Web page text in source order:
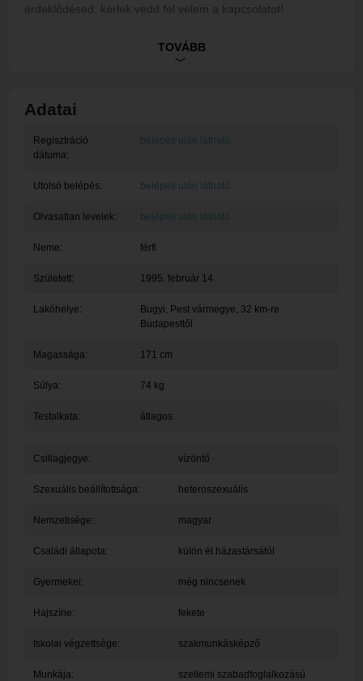
érdeklődésed, kérlek vedd fel velem a kapcsolatot!
Ez egy rendszerüzenet, tagunk egyelőre nem töltötte ki a
TOVÁBB
Adatai
Regisztráció
dátuma:
belépés után látható
Utolsó belépés: belépés után látható
Olvasatlan levelek: belépés után látható
Neme: férfi
Született: 1995. február 14.
Lakóhelye: Bugyi, Pest vármegye, 32 km-re
Budapesttől
Magassága: 171 cm
Súlya: 74 kg
Testalkata: átlagos
Csillagjegye: vízöntő
Szexuális beállítottsága: heteroszexuális
Nemzetisége: magyar
Családi állapota: külön él házastársától
Gyermekei: még nincsenek
Hajszíne: fekete
Iskolai végzettsége: szakmunkásképző
Munkája: szellemi szabadfoglalkozású